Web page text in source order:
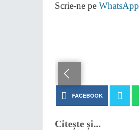
Scrie-ne pe WhatsApp
FACEBOOK
Citește și...